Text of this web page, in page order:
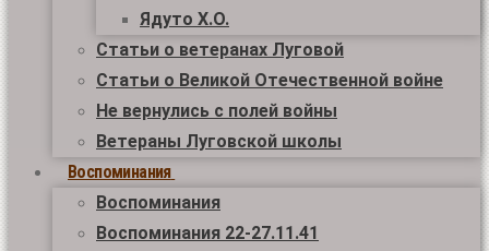
Ядуто Х.О.
Статьи о ветеранах Луговой
Статьи о Великой Отечественной войне
Не вернулись с полей войны
Ветераны Луговской школы
Воспоминания
Воспоминания
Воспоминания 22-27.11.41